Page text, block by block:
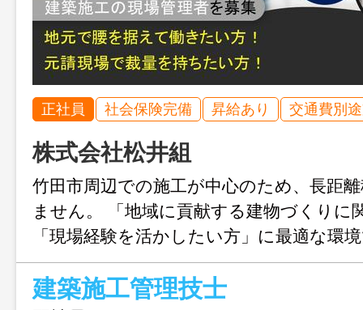
正社員 社会保険完備 昇給あり 交通費別
株式会社松井組
竹田市周辺での施工が中心のため、長距
ません。 「地域に貢献する建物づくりに
「現場経験を活かしたい方」に最適な環
建築施工管理技士